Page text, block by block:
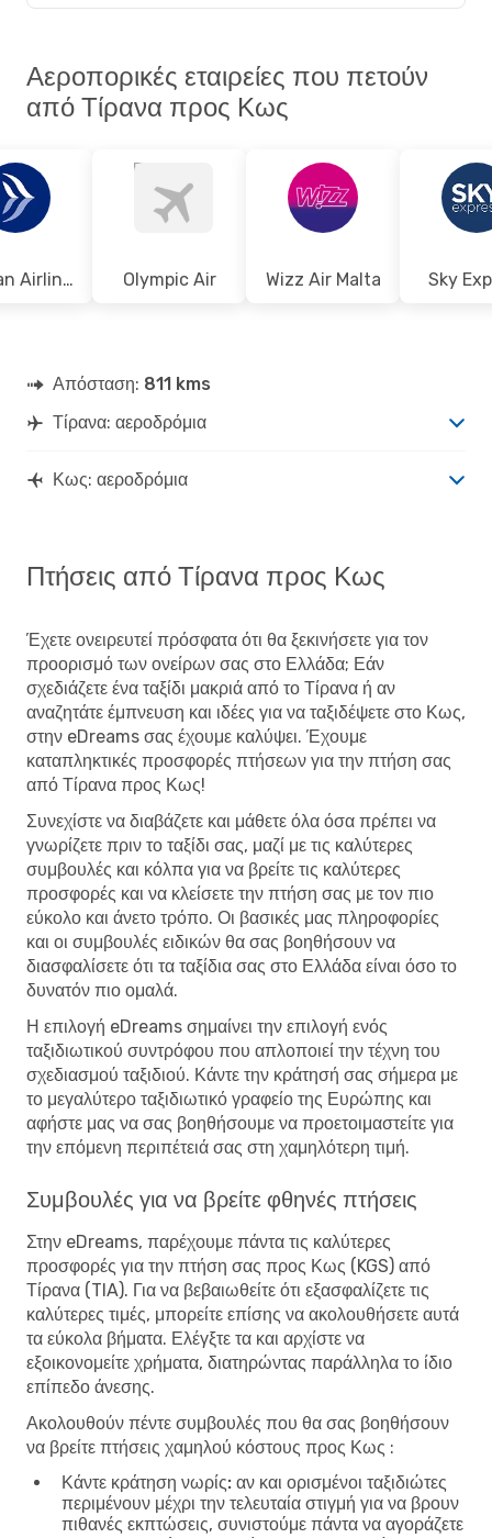
Αεροπορικές εταιρείες που πετούν
από Τίρανα προς Κως
Aegean Airlines Olympic Air Wizz Air Malta Sky
Απόσταση: 811 kms
Τίρανα: αεροδρόμια
Κως: αεροδρόμια
Πτήσεις από Τίρανα προς Κως
Έχετε ονειρευτεί πρόσφατα ότι θα ξεκινήσετε για τον
προορισμό των ονείρων σας στο Ελλάδα; Εάν
σχεδιάζετε ένα ταξίδι μακριά από το Τίρανα ή αν
αναζητάτε έμπνευση και ιδέες για να ταξιδέψετε στο Κως,
στην eDreams σας έχουμε καλύψει. Έχουμε
καταπληκτικές προσφορές πτήσεων για την πτήση σας
από Τίρανα προς Κως!
Συνεχίστε να διαβάζετε και μάθετε όλα όσα πρέπει να
γνωρίζετε πριν το ταξίδι σας, μαζί με τις καλύτερες
συμβουλές και κόλπα για να βρείτε τις καλύτερες
προσφορές και να κλείσετε την πτήση σας με τον πιο
εύκολο και άνετο τρόπο. Οι βασικές μας πληροφορίες
και οι συμβουλές ειδικών θα σας βοηθήσουν να
διασφαλίσετε ότι τα ταξίδια σας στο Ελλάδα είναι όσο το
δυνατόν πιο ομαλά.
Η επιλογή eDreams σημαίνει την επιλογή ενός
ταξιδιωτικού συντρόφου που απλοποιεί την τέχνη του
σχεδιασμού ταξιδιού. Κάντε την κράτησή σας σήμερα με
το μεγαλύτερο ταξιδιωτικό γραφείο της Ευρώπης και
αφήστε μας να σας βοηθήσουμε να προετοιμαστείτε για
την επόμενη περιπέτειά σας στη χαμηλότερη τιμή.
Συμβουλές για να βρείτε φθηνές πτήσεις
Στην eDreams, παρέχουμε πάντα τις καλύτερες
προσφορές για την πτήση σας προς Κως (KGS) από
Τίρανα (TIA). Για να βεβαιωθείτε ότι εξασφαλίζετε τις
καλύτερες τιμές, μπορείτε επίσης να ακολουθήσετε αυτά
τα εύκολα βήματα. Ελέγξτε τα και αρχίστε να
εξοικονομείτε χρήματα, διατηρώντας παράλληλα το ίδιο
επίπεδο άνεσης.
Ακολουθούν πέντε συμβουλές που θα σας βοηθήσουν
να βρείτε πτήσεις χαμηλού κόστους προς Κως :
Κάντε κράτηση νωρίς: αν και ορισμένοι ταξιδιώτες
περιμένουν μέχρι την τελευταία στιγμή για να βρουν
πιθανές εκπτώσεις, συνιστούμε πάντα να αγοράζετε